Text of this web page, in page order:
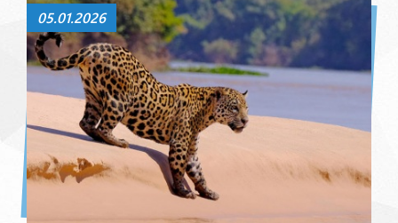
05.01.2026